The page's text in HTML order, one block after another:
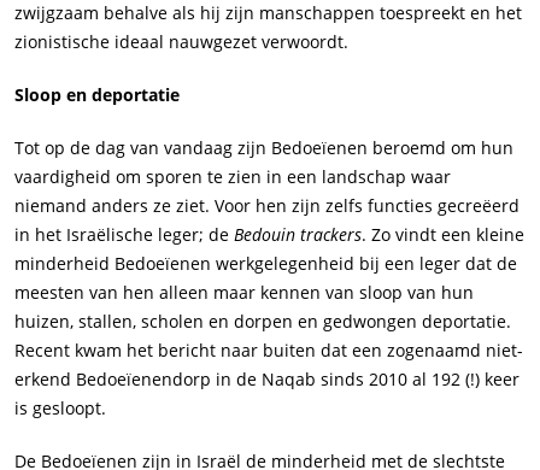
zwijgzaam behalve als hij zijn manschappen toespreekt en het
zionistische ideaal nauwgezet verwoordt.
Sloop en deportatie
Tot op de dag van vandaag zijn Bedoeïenen beroemd om hun
vaardigheid om sporen te zien in een landschap waar
niemand anders ze ziet. Voor hen zijn zelfs functies gecreëerd
in het Israëlische leger; de Bedouin trackers. Zo vindt een kleine
minderheid Bedoeïenen werkgelegenheid bij een leger dat de
meesten van hen alleen maar kennen van sloop van hun
huizen, stallen, scholen en dorpen en gedwongen deportatie.
Recent kwam het bericht naar buiten dat een zogenaamd niet-
erkend Bedoeïenendorp in de Naqab sinds 2010 al 192 (!) keer
is gesloopt.
De Bedoeïenen zijn in Israël de minderheid met de slechtste